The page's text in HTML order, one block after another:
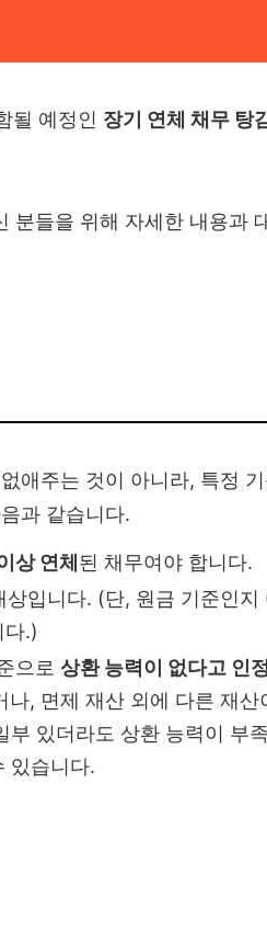
될 예정인 장기 연체 채무 탕
분들을 위해 자세한 내용과
애주는 것이 아니라, 특정
과 같습니다.
상 연체 된 채무여야 합니다.
상입니다. (단, 원금 기준인지
다.)
으로 상환 능력이 없다고 인정
나, 면제 재산 외에 다른 재산
부 있더라도 상환 능력이 부
있습니다.